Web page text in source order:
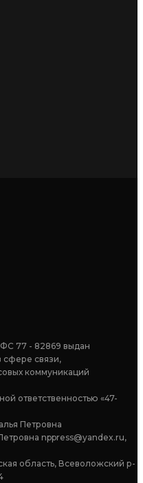
77 - 82869 выдан
сфере связи,
коммуникаций
ответственностью «47-
Петровна
nppress@yandex.ru,
область, Всеволожский р-